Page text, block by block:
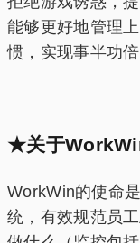
能够更好地管理
惯，实现事半功倍
★关于
WorkWin的使命
统，有效规范员